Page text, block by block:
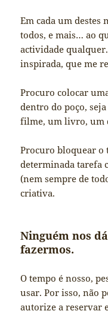
Em cada um destes
todos, e mais… ao
actividade
inspirada, que me
Procuro colocar
dentro do poço,
filme, um livro, um
Procuro bloquear o
determinada tarefa
(nem sempre de
criativa.
Ninguém nos
fazermos.
O tempo é nosso,
usar. Por isso, não
autorize a reservar